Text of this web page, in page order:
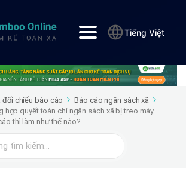
Tiếng Việt
đối chiếu báo cáo
Báo cáo ngân sách xã
hợp quyết toán chi ngân sách xã bị treo máy
thì làm như thế nào?